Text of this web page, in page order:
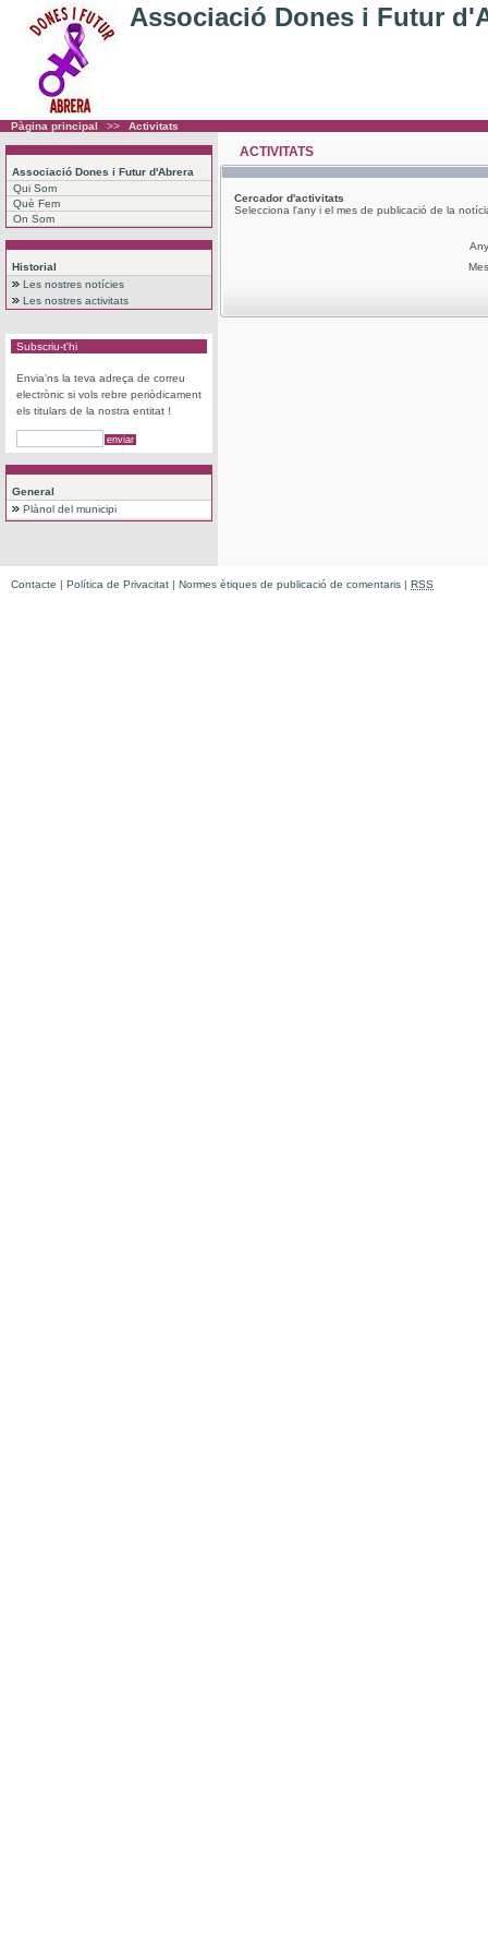
Associació Dones i Futur
Pàgina principal >> Activitats
Associació Dones i Futur d'Abrera
Qui Som
Què Fem
On Som
Historial
Les nostres notícies
Les nostres activitats
Subscriu-t'hi
Envia'ns la teva adreça de correu
electrònic si vols rebre periòdicament
els titulars de la nostra entitat !
General
Plànol del municipi
ACTIVITATS
Cercador d'activitats
Selecciona l'any i el mes de publicació de la
Any
Mes
Contacte | Política de Privacitat | Normes ètiques de publicació de comentaris | RSS